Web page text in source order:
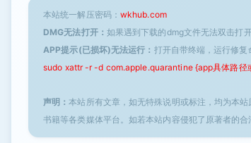
本站统一解压密码： wkhub.com
DMG无法打开： 如果遇到下载的dmg文件无法双击打
APP提示(已损坏)无法运行： 打开自带终端，运行修复
sudo xattr -r -d com.apple.quarantine {app具体路径
声明：本站所有文章，如无特殊说明或标注，均为本
书籍等各类媒体平台。如若本站内容侵犯了原著者的合